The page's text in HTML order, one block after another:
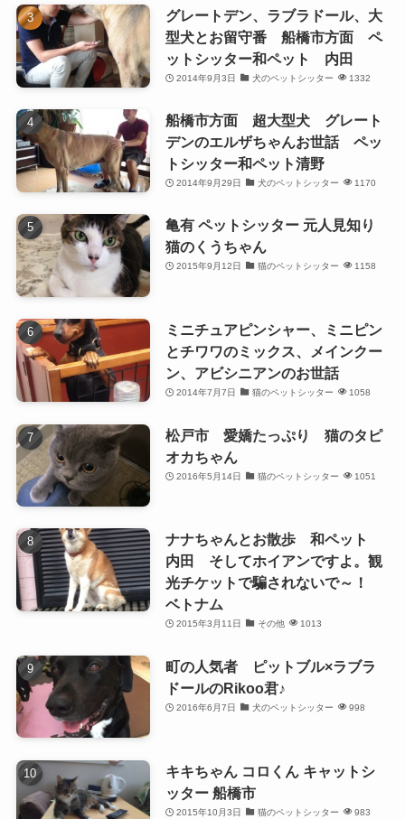
グレートデン、ラブラドール、大
型犬とお留守番 船橋市方面 ペ
ットシッター和ペット 内田
2014年9月3日 犬のペットシッター 1332
船橋市方面 超大型犬 グレート
デンのエルザちゃんお世話 ペッ
トシッター和ペット清野
2014年9月29日 犬のペットシッター 1170
亀有 ペットシッター 元人見知り
猫のくうちゃん
2015年9月12日 猫のペットシッター 1158
ミニチュアピンシャー、ミニピン
とチワワのミックス、メインクー
ン、アビシニアンのお世話
2014年7月7日 猫のペットシッター 1058
松戸市 愛嬌たっぷり 猫のタピ
オカちゃん
2016年5月14日 猫のペットシッター 1051
ナナちゃんとお散歩 和ペット
内田 そしてホイアンですよ。観
光チケットで騙されないで～！
ベトナム
2015年3月11日 その他 1013
町の人気者 ピットブル×ラブラ
ドールのRikoo君♪
2016年6月7日 犬のペットシッター 998
キキちゃん コロくん キャットシ
ッター 船橋市
2015年10月3日 猫のペットシッター 983